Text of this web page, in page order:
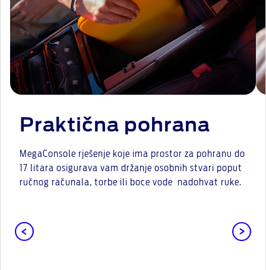
Praktična pohrana
MegaConsole rješenje koje ima prostor za pohranu do
17 litara osigurava vam držanje osobnih stvari poput
ručnog računala, torbe ili boce vode nadohvat ruke.